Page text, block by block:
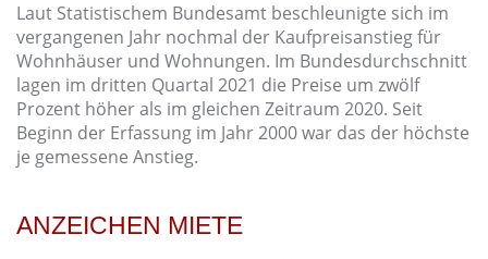
Laut Statistischem Bundesamt beschleunigte sich im
vergangenen Jahr nochmal der Kaufpreisanstieg für
Wohnhäuser und Wohnungen. Im Bundesdurchschnitt
lagen im dritten Quartal 2021 die Preise um zwölf
Prozent höher als im gleichen Zeitraum 2020. Seit
Beginn der Erfassung im Jahr 2000 war das der höchste
je gemessene Anstieg.
ANZEICHEN MIETE